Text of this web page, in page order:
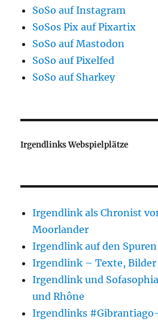
SoSo auf Instagram
SoSos Pix auf Pixartix
SoSo auf Mastodon
SoSo auf Pixelfed
SoSo auf Sharkey
Irgendlinks Webspielplätze
Irgendlink als Chronist
Moorlander
Irgendlink auf den Spuren
Irgendlink – Texte, Bilder
Irgendlink und
und Rhône
Irgendlinks